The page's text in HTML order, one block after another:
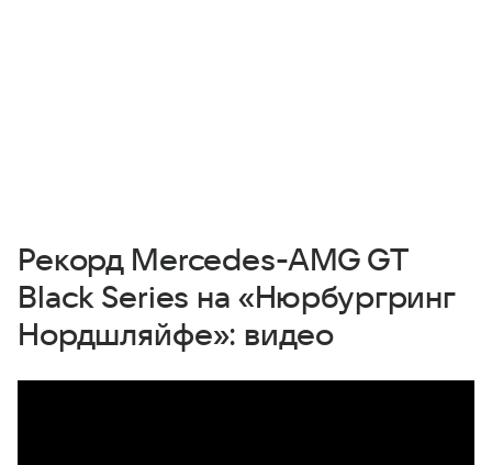
Рекорд Mercedes-AMG GT
Black Series на «Нюрбургринг
Нордшляйфе»: видео